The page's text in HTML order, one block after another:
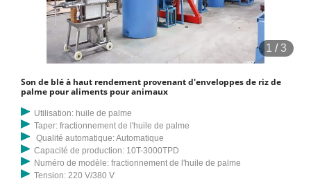
1 /3
Son de blé à haut rendement provenant d'enveloppes de riz de
palme pour aliments pour animaux
Utilisation: huile de palme
Taper: fractionnement de l'huile de palme
Qualité automatique: Automatique
Capacité de production: 10T-3000TPD
Numéro de modèle: fractionnement de l'huile de palme
Tension: 220 V/380 V